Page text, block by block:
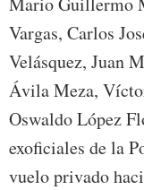
Vargas, Carlos
Velásquez, Juan
Ávila Meza,
Oswaldo López
exoficiales de la
vuelo privado